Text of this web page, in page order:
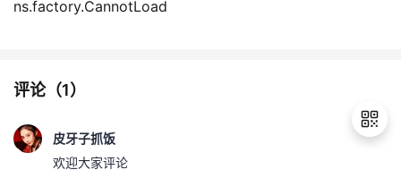
ns.factory.CannotLoad
评论（1）
皮牙子抓饭
欢迎大家评论